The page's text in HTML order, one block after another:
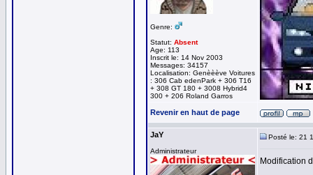
Genre:
Statut: Absent
Age: 113
Inscrit le: 14 Nov 2003
Messages: 34157
Localisation: Genèèève Voitures
: 306 Cab edenPark + 306 T16
+ 308 GT 180 + 3008 Hybrid4
300 + 206 Roland Garros
Revenir en haut de page
JaY
Administrateur
Posté le: 21
Modification